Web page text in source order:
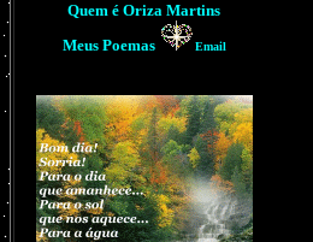
Quem é Oriza Martins
Meus Poemas Email